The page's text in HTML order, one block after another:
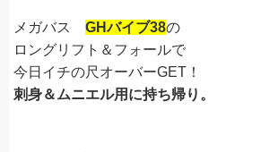
メガバス GHバイブ38の
ロングリフト＆フォールで
今日イチの尺オーバーGET！
刺身＆ムニエル用に持ち帰り。